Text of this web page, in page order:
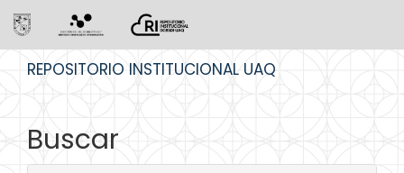
REPOSITORIO INSTITUCIONAL UAQ
Buscar